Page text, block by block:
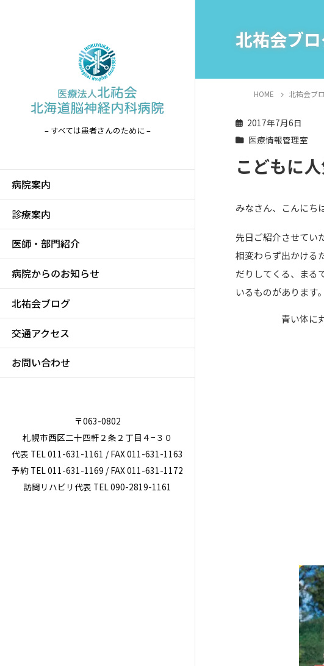
– すべては患者さんのために –
病院案内
診療案内
医師・部門紹介
病院からのお知らせ
北祐会ブログ
交通アクセス
お問い合わせ
〒063-0802
札幌市西区二十四軒２条２丁目４−３０
代表 TEL 011-631-1161 / FAX 011-631-1163
予約 TEL 011-631-1169 / FAX 011-631-1172
訪問リハビリ代表 TEL 090-2819-1161
北祐会ブ
HOME 北祐会ブ
2017年7月6日
医療情報管理室
こどもに
みなさん、こんにち
先日ご紹介させてい
相変わらず出かける
だりしてくる、まる
いるものがあります。
青い体に